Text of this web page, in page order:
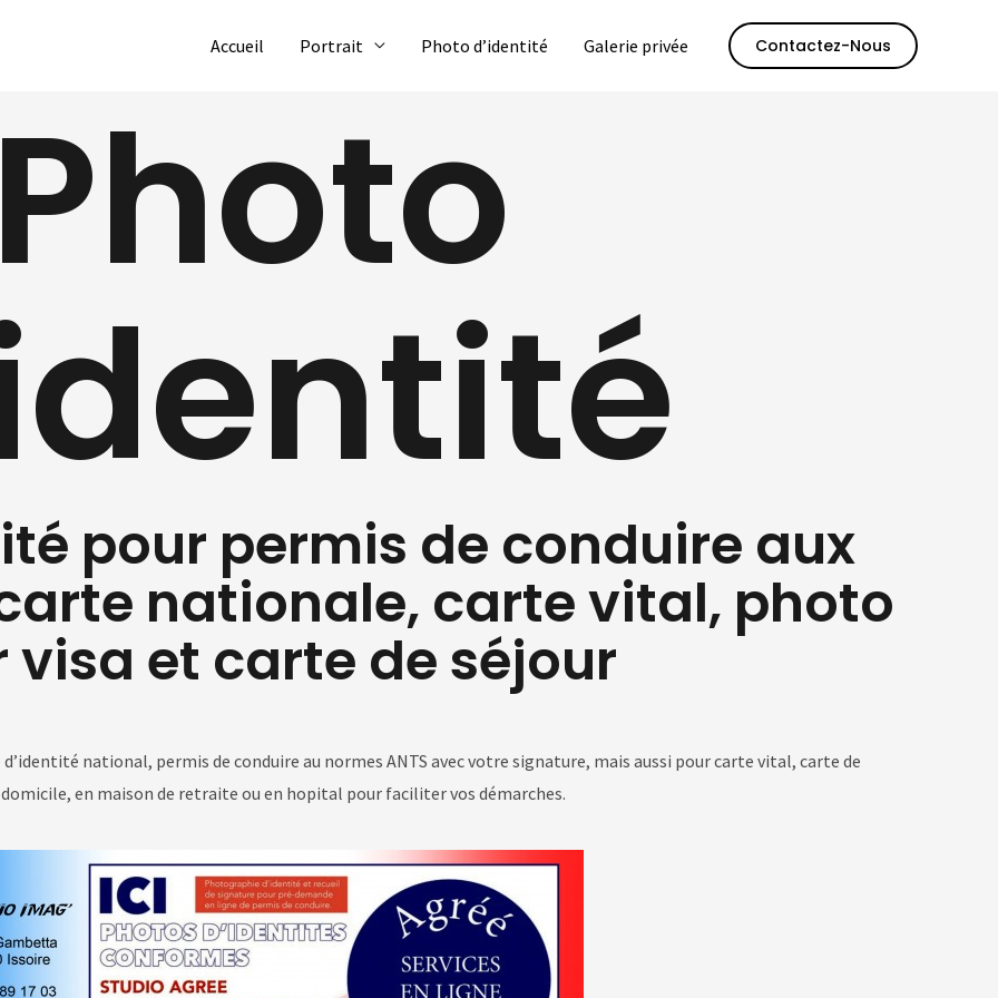
Accueil Portrait Photo d’identité Galerie privée Contactez-Nous
pour permis de conduire aux
nationale, carte vital, photo
visa et carte de séjour
national, permis de conduire au normes ANTS avec votre signature, mais aussi pour carte vital, carte de
en maison de retraite ou en hopital pour faciliter vos démarches.